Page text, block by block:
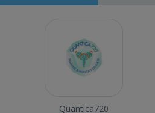
Quantica720